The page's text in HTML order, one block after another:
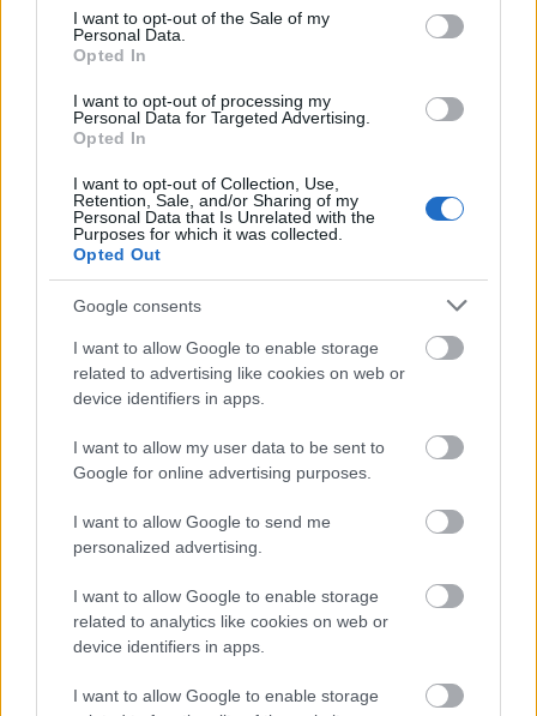
consent section.
I want to opt-out of the Sale of my
Personal Data.
Opted In
I want to opt-out of processing my
Personal Data for Targeted Advertising.
Opted In
I want to opt-out of Collection, Use,
Retention, Sale, and/or Sharing of my
Personal Data that Is Unrelated with the
Purposes for which it was collected.
Opted Out
Google consents
I want to allow Google to enable storage
related to advertising like cookies on web or
device identifiers in apps.
I want to allow my user data to be sent to
Google for online advertising purposes.
I want to allow Google to send me
personalized advertising.
I want to allow Google to enable storage
related to analytics like cookies on web or
device identifiers in apps.
I want to allow Google to enable storage
Βόρειας Ιρλανδίας όπου θα συναντήσετε πολύ
ψηλά σκουρόχρωμα δέντρα που σχηματίζουν
αψίδα. Είναι ένα μελαγχολικό μα πολύ
εντυπωσιακό θέαμα που έχει γίνει γνωστό από το
Game of Thrones. Το θρυλικό αυτό μέρος είναι
ιδανικό για μοναδικές φωτογραφίες, ειδικά για τους
Νησιά Aran